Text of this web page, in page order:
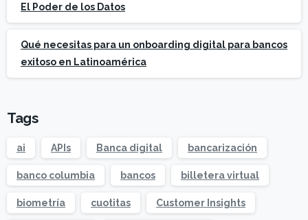
El Poder de los Datos
Qué necesitas para un onboarding digital para bancos
exitoso en Latinoamérica
Tags
ai APIs Banca digital bancarización
banco columbia bancos billetera virtual
biometría cuotitas Customer Insights